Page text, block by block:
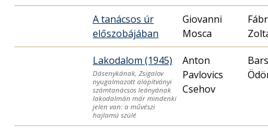
A tanácsos úr
előszobájában
Giovanni
Mosca
Lakodalom (1945)
Dásenykának, Zsigalov
nyugalmazott alapítványi
számtanácsos leányának
lakodalmán már mindenki
jelen van: a művészi
hajlamú szülé
Anton
Pavlovics
Csehov